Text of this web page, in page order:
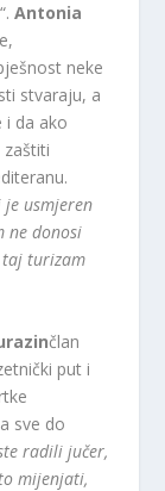
Antonia
neke
stvaraju, a
i da ako
usmjeren
ne donosi
turizam
član
put i
sve do
radili jučer,
mijenjati,